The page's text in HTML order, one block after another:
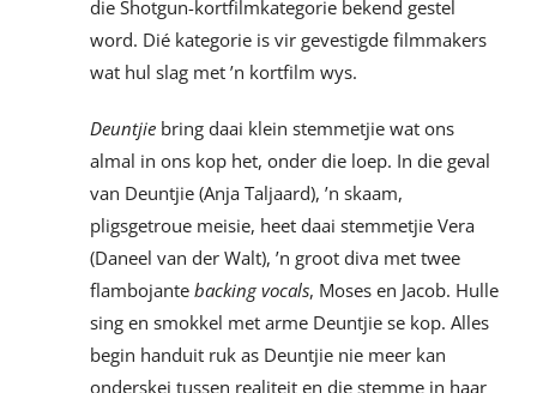
die Shotgun-kortfilmkategorie bekend gestel
word. Dié kategorie is vir gevestigde filmmakers
wat hul slag met ’n kortfilm wys.
Deuntjiebring daai klein stemmetjie wat ons
almal in ons kop het, onder die loep. In die geval
van Deuntjie (Anja Taljaard), ’n skaam,
pligsgetroue meisie, heet daai stemmetjie Vera
(Daneel van der Walt), ’n groot diva met twee
flambojante backing vocals, Moses en Jacob. Hulle
sing en smokkel met arme Deuntjie se kop. Alles
begin handuit ruk as Deuntjie nie meer kan
onderskei tussen realiteit en die stemme in haar